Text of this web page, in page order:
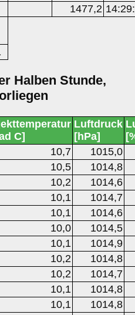
1477,2
Halben Stunde,
C]
Luftdruck
[hPa]
10,7
1015,0
10,5
1014,8
10,2
1014,6
10,1
1014,7
10,1
1014,6
10,0
1014,5
10,1
1014,9
10,2
1014,8
10,2
1014,7
10,1
1014,8
10,1
1014,8